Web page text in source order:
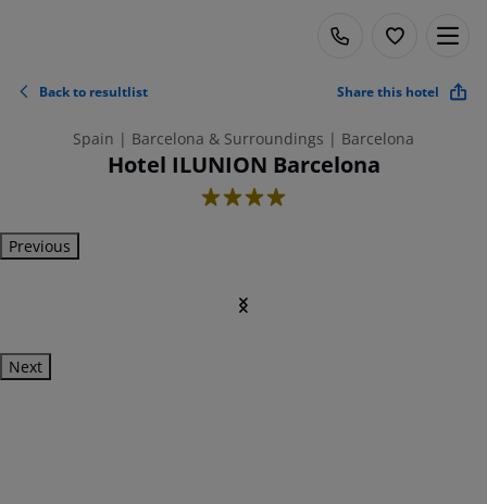
Back to resultlist Share this hotel
Spain | Barcelona & Surroundings | Barcelona
Hotel ILUNION Barcelona
4
Previous
Next